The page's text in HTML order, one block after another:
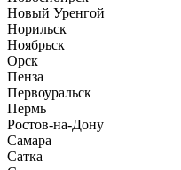
Новый Уренгой
Норильск
Ноябрьск
Орск
Пенза
Первоуральск
Пермь
Ростов-на-Дону
Самара
Сатка